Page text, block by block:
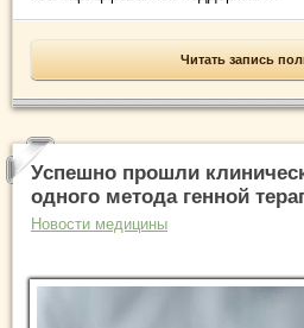
Читать запись
Успешно прошли
одного метода генной
Новости медицины